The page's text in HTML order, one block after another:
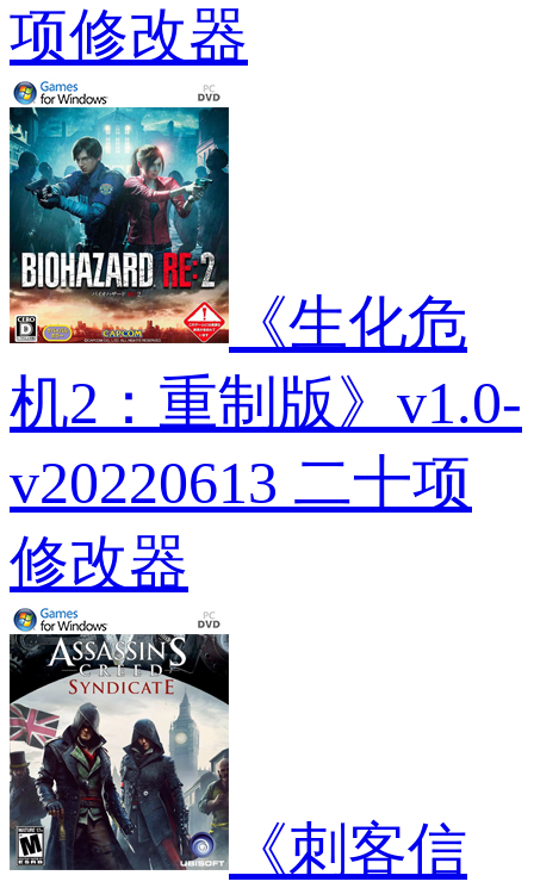
项修改器
《生化危
机2：重制版》v1.0-
v20220613 二十项
修改器
《刺客信